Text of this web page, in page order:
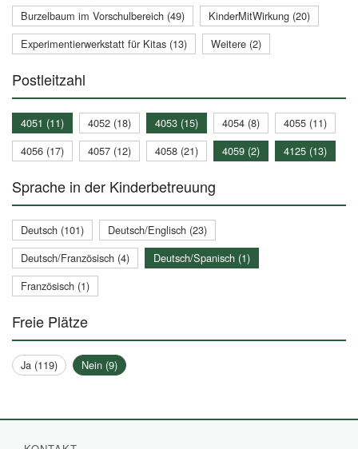
Burzelbaum im Vorschulbereich (49)
KinderMitWirkung (20)
Experimentierwerkstatt für Kitas (13)
Weitere (2)
Postleitzahl
4051 (11) 4052 (18) 4053 (15) 4054 (8)
4055 (11)
4056 (17)
4057 (12) 4058 (21) 4059 (2) 4125 (13)
Sprache in der Kinderbetreuung
Deutsch (101)
Deutsch/Englisch (23)
Deutsch/Französisch (4)
Deutsch/Spanisch (1)
Französisch (1)
Freie Plätze
Ja (119) Nein (9)